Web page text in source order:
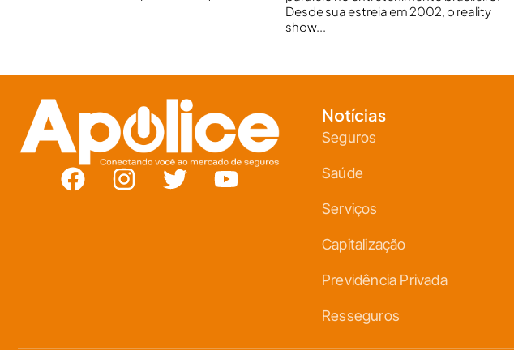
Desde sua estreia em 2002, o reality
show...
Notícias
Seguros
Saúde
Serviços
Capitalização
Previdência Privada
Resseguros